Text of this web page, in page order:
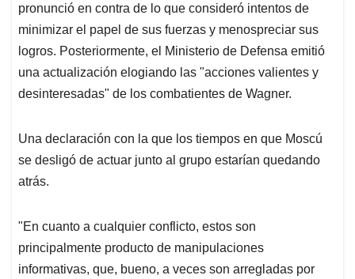
pronunció en contra de lo que consideró intentos de
minimizar el papel de sus fuerzas y menospreciar sus
logros. Posteriormente, el Ministerio de Defensa emitió
una actualización elogiando las "acciones valientes y
desinteresadas" de los combatientes de Wagner.
Una declaración con la que los tiempos en que Moscú
se desligó de actuar junto al grupo estarían quedando
atrás.
"En cuanto a cualquier conflicto, estos son
principalmente producto de manipulaciones
informativas, que, bueno, a veces son arregladas por